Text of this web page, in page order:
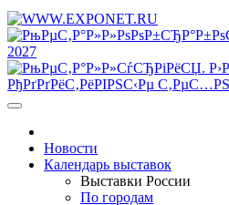
Новости
Календарь выставок
Выставки России
По городам